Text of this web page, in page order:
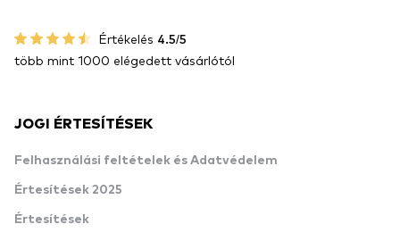
Értékelés 4.5/5
több mint 1000 elégedett vásárlótól
JOGI ÉRTESÍTÉSEK
Felhasználási feltételek és Adatvédelem
Értesítések 2025
Értesítések